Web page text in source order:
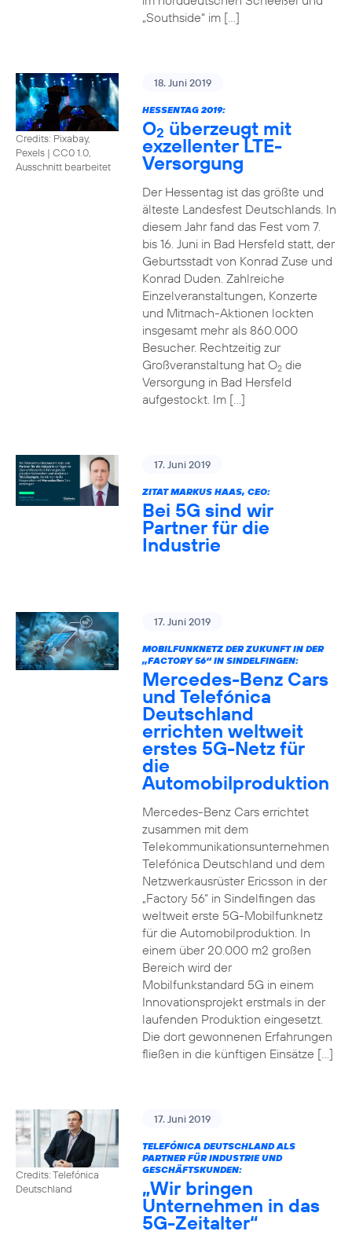
„Southside“ im […]
Credits: Pixabay,
Pexels | CC0 1.0,
Ausschnitt bearbeitet
18. Juni 2019
HESSENTAG 2019:
O2 überzeugt mit
exzellenter LTE-
Versorgung
Der Hessentag ist das größte und
älteste Landesfest Deutschlands. In
diesem Jahr fand das Fest vom 7.
bis 16. Juni in Bad Hersfeld statt, der
Geburtsstadt von Konrad Zuse und
Konrad Duden. Zahlreiche
Einzelveranstaltungen, Konzerte
und Mitmach-Aktionen lockten
insgesamt mehr als 860.000
Besucher. Rechtzeitig zur
Großveranstaltung hat O2die
Versorgung in Bad Hersfeld
aufgestockt. Im […]
17. Juni 2019
ZITAT MARKUS HAAS, CEO:
Bei 5G sind wir
Partner für die
Industrie
17. Juni 2019
MOBILFUNKNETZ DER ZUKUNFT IN DER
„FACTORY 56“ IN SINDELFINGEN:
Mercedes-Benz Cars
und Telefónica
Deutschland
errichten weltweit
erstes 5G-Netz für
die
Automobilproduktion
Mercedes-Benz Cars errichtet
zusammen mit dem
Telekommunikationsunternehmen
Telefónica Deutschland und dem
Netzwerkausrüster Ericsson in der
„Factory 56“ in Sindelfingen das
weltweit erste 5G-Mobilfunknetz
für die Automobilproduktion. In
einem über 20.000 m2 großen
Bereich wird der
Mobilfunkstandard 5G in einem
Innovationsprojekt erstmals in der
laufenden Produktion eingesetzt.
Die dort gewonnenen Erfahrungen
fließen in die künftigen Einsätze […]
Credits: Telefónica
Deutschland
17. Juni 2019
TELEFÓNICA DEUTSCHLAND ALS
PARTNER FÜR INDUSTRIE UND
GESCHÄFTSKUNDEN:
„Wir bringen
Unternehmen in das
5G-Zeitalter“